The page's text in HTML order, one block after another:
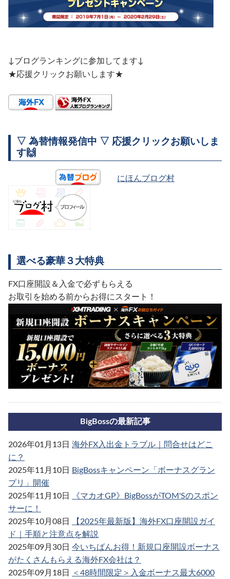
↓ブログランキングに参加してます↓
★応援クリックお願いします★
▽ 為替情報発信中 ▽ 応援クリックお願いしま
す🙌
にほんブログ村
選べる豪華３大特典
FX口座開設＆入金で必ずもらえる
お取引を始める前からお得にスタート！
BigBossの最新記事
2026年01月13日 海外FX入出金トラブル｜問合せはどこ
に？
2025年11月10日
BigBossキャンペーン「ボーナスグラン
プリ」開催
2025年11月10日
《マカオGP》BigBossがTOM'Sのスポン
サーに！
2025年10月08日
【2025年最新版】海外FX口座開設ガイ
ド｜手順と注意点を解説
2025年09月30日 今いちばんお得！新規口座開設ボーナス
がたくさんもらえる海外FX会社は？
2025年09月18日
＜48時間限定＞入金ボーナス最大6000